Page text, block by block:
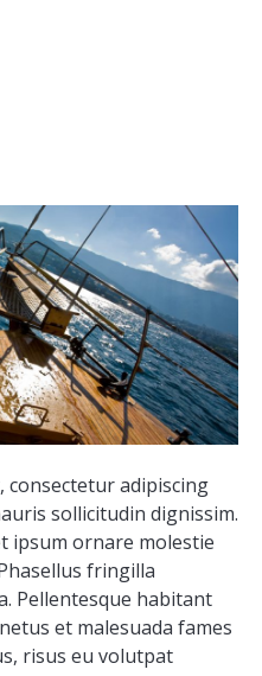
consectetur adipiscing
sollicitudin dignissim.
ipsum ornare molestie
fringilla
Pellentesque habitant
et malesuada fames
risus eu volutpat